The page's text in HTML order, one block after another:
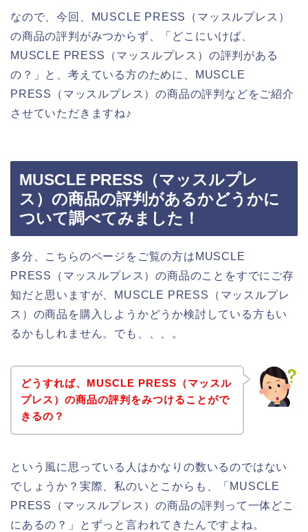
なので、今回、MUSCLE PRESS（マッスルプレス）
の商品の評判がみつからず、「どこにいけば、
MUSCLE PRESS（マッスルプレス）の評判がある
の？」と、考えている方のために、MUSCLE
PRESS（マッスルプレス）の商品の評判などをご紹介
させていただきますね♪
MUSCLE PRESS（マッスルプレ
ス）の商品の評判があるかどうかに
ついて調べてみました！
多分、こちらのページをご覧の方はMUSCLE
PRESS（マッスルプレス）の商品のことをすでにご存
知だと思いますが、MUSCLE PRESS（マッスルプレ
ス）の商品を購入しようかどうか検討している方もい
るかもしれません。でも、、、。
どうすれば、MUSCLE PRESS（マッスル
プレス）の商品の評判をみつけることがで
きるの？
という風に思っている人はかなりの数いるのではない
でしょうか？実際、私のいとこからも、「MUSCLE
PRESS（マッスルプレス）の商品の評判って一体どこ
にあるの？」とずっと言われてきたんですよね。